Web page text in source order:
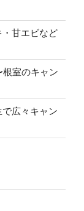
甘エビなど
室のキャン
広々キャン